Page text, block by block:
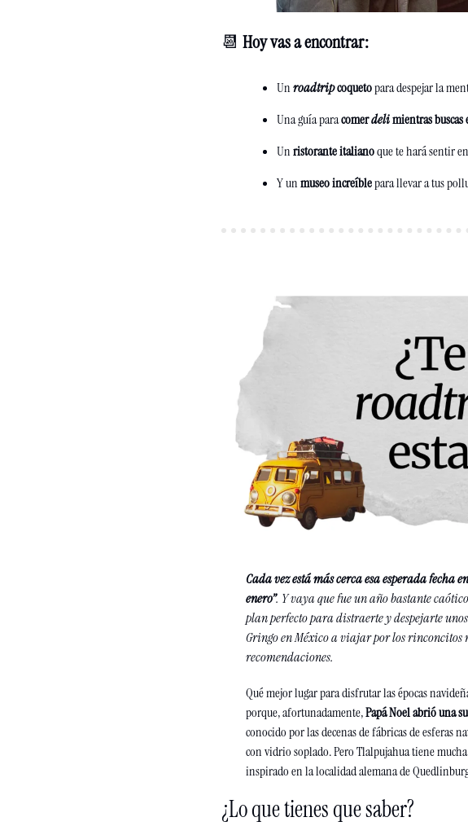
📆 Hoy vas a encontrar:
Un roadtrip coqueto para despejar la
Una guía para comer deli mientras buscas
Un ristorante italiano que te hará sentir
Y un museo increíble para llevar a tus
Cada vez está más cerca esa esperada fecha
enero”. Y vaya que fue un año bastante
plan perfecto para distraerte y despejarte
Gringo en México a viajar por los rinconcitos
recomendaciones.
Qué mejor lugar para disfrutar las épocas
porque, afortunadamente, Papá Noel abrió una
conocido por las decenas de fábricas de esferas
con vidrio soplado. Pero Tlalpujahua tiene
inspirado en la localidad alemana de
¿Lo que tienes que saber?